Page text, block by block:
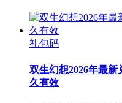
礼包码
双生幻想2026年最
久有效